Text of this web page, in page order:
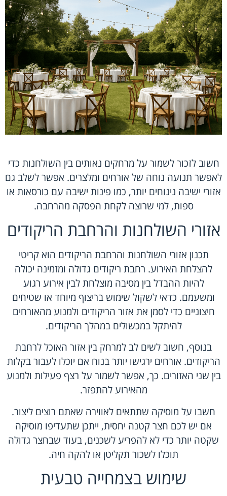
חשוב לזכור לשמור על מרחקים נאותים בין השולחנות כדי
לאפשר תנועה נוחה של אורחים ומלצרים. אפשר לשלב גם
אזורי ישיבה נינוחים יותר, כמו פינות ישיבה עם כורסאות או
ספות, למי שרוצה לקחת הפסקה מהרחבה.
אזורי השולחנות והרחבת הריקודים
תכנון אזורי השולחנות והרחבת הריקודים הוא קריטי
להצלחת האירוע. רחבת ריקודים גדולה ומזמינה יכולה
להיות ההבדל בין מסיבה מוצלחת לבין אירוע רגוע
ומשעמם. כדאי לשקול שימוש בריצוף מיוחד או שטיחים
חיצוניים כדי לסמן את אזור הריקודים ולמנוע מהאורחים
להיתקל במכשולים במהלך הריקודים.
בנוסף, חשוב לשים לב למרחק בין אזור האוכל לרחבת
הריקודים. אורחים ירגישו יותר בנוח אם יוכלו לעבור בקלות
בין שני האזורים. כך, אפשר לשמור על רצף פעילות ולמנוע
מהאירוע להתפזר.
חשבו על מוסיקה שתתאים לאווירה שאתם רוצים ליצור.
אם יש לכם חצר קטנה יחסית, ייתכן שתעדיפו מוסיקה
שקטה יותר כדי לא להפריע לשכנים, בעוד שבחצר גדולה
תוכלו לשכור תקליטן או להקה חיה.
שימוש בצמחייה טבעית